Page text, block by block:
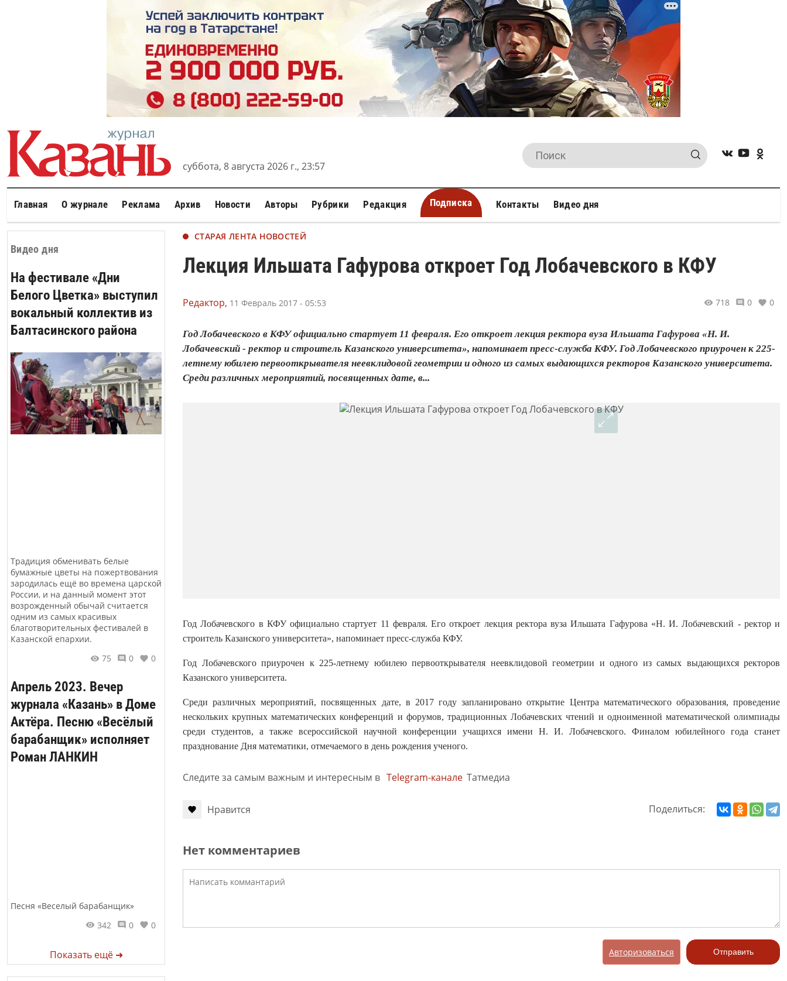
суббота, 8 августа 2026 г., 23:57
Главная О журнале Реклама Архив Новости Авторы Рубрики Редакция Подписка Контакты Видео дня
Видео дня
На фестивале «Дни
Белого Цветка» выступил
вокальный коллектив из
Балтасинского района
Традиция обменивать белые
бумажные цветы на пожертвования
зародилась ещё во времена царской
России, и на данный момент этот
возрожденный обычай считается
одним из самых красивых
благотворительных фестивалей в
Казанской епархии.
75
0 0
Апрель 2023. Вечер
журнала «Казань» в Доме
Актёра. Песню «Весёлый
барабанщик» исполняет
Роман ЛАНКИН
Песня «Веселый барабанщик»
342
0 0
Показать ещё ➜
СТАРАЯ ЛЕНТА НОВОСТЕЙ
Лекция Ильшата Гафурова откроет Год Лобачевского в КФУ
Редактор, 11 Февраль 2017 - 05:53 718 0 0
Год Лобачевского в КФУ официально стартует 11 февраля. Его откроет лекция ректора вуза Ильшата Гафурова «Н. И.
Лобачевский - ректор и строитель Казанского университета», напоминает пресс-служба КФУ. Год Лобачевского приурочен к 225-
летнему юбилею первооткрывателя неевклидовой геометрии и одного из самых выдающихся ректоров Казанского университета.
Среди различных мероприятий, посвященных дате, в...
Год Лобачевского в КФУ официально стартует 11 февраля. Его откроет лекция ректора вуза Ильшата Гафурова «Н. И. Лобачевский - ректор и
строитель Казанского университета», напоминает пресс-служба КФУ.
Год Лобачевского приурочен к 225-летнему юбилею первооткрывателя неевклидовой геометрии и одного из самых выдающихся ректоров
Казанского университета.
Среди различных мероприятий, посвященных дате, в 2017 году запланировано открытие Центра математического образования, проведение
нескольких крупных математических конференций и форумов, традиционных Лобачевских чтений и одноименной математической олимпиады
среди студентов, а также всероссийской научной конференции учащихся имени Н. И. Лобачевского. Финалом юбилейного года станет
празднование Дня математики, отмечаемого в день рождения ученого.
Следите за самым важным и интересным в Telegram-канале Татмедиа
Нравится Поделиться:
Нет комментариев
Авторизоваться Отправить